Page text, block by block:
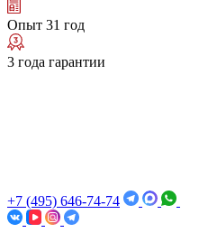
Опыт 31 год
3 года гарантии
+7 (495) 646-74-74